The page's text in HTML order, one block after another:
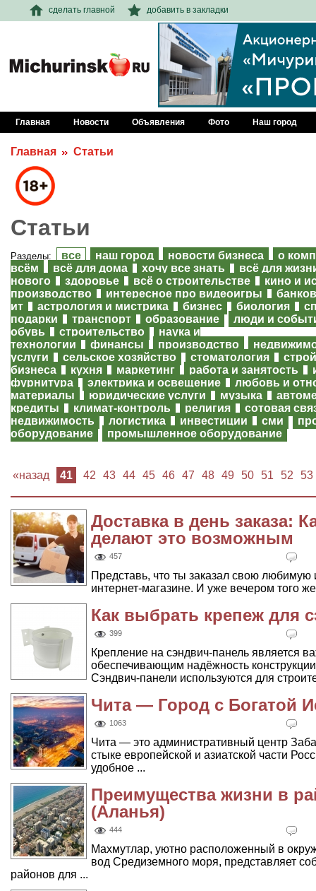
сделать главной добавить в закладки
Главная Новости Объявления Фото Наш город
Главная Статьи
Статьи
Разделы: все наш город новости бизнеса
о
всём
всё для дома хочу все знать
всё для
нового
здоровье всё о строительстве
кино и
производство
интересное про видеоигры
ит
астрология и мистрика бизнес биология
подарки
транспорт образование
люди и
обувь
строительство
наука и
технологии
финансы производство
услуги
сельское хозяйство стоматология
бизнеса
кухня маркетинг работа и занятость
фурнитура
электрика и освещение
любовь и
материалы
юридические услуги музыка
кредиты
климат-контроль религия
сотовая
недвижимость
логистика инвестиции сми
оборудование
промышленное оборудование
«назад 41 42 43 44 45 46 47 48 49 50 51 52 53
Доставка в день заказа:
делают это возможным
457
Представь, что ты заказал свою
интернет-магазине. И уже вечером того
Как выбрать крепеж для
399
Крепление на сэндвич-панель является
обеспечивающим надёжность
Сэндвич-панели используются для
Чита — Город с Богатой
1063
Чита — это административный центр
стыке европейской и азиатской части
удобное ...
Преимущества жизни в
(Аланья)
444
Махмутлар, уютно расположенный в
вод Средиземного моря, представляет
районов для ...